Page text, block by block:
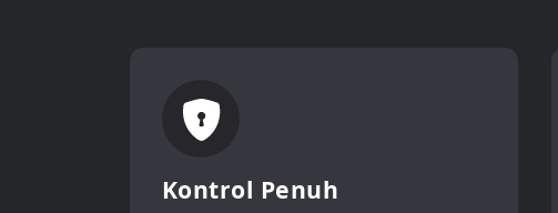
Kontrol Penuh